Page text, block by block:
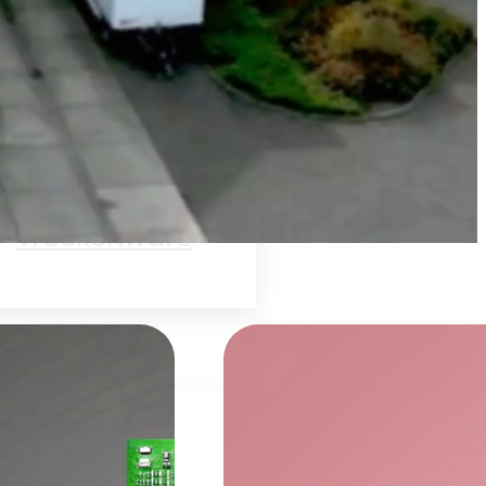
Backwaren
Elektronik
Obst &
Schüttgüter
Trockenware